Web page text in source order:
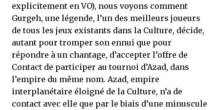
explicitement en VO), nous voyons comment
Gurgeh, une légende, l’un des meilleurs joueurs
de tous les jeux existants dans la Culture, décide,
autant pour tromper son ennui que pour
répondre à un chantage, d’accepter l’offre de
Contact de participer au tournoi d’Azad, dans
l’empire du même nom. Azad, empire
interplanétaire éloigné de la Culture, n’a de
contact avec elle que par le biais d’une minuscule